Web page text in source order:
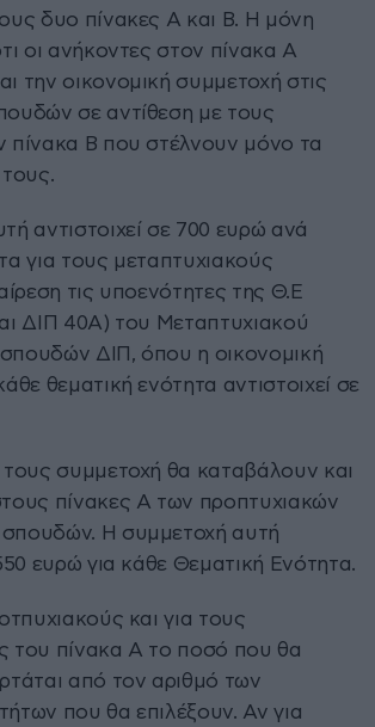
δυο πίνακες Α και Β. Η μόνη
οι ανήκοντες στον πίνακα Α
την οικονομική συμμετοχή στις
σε αντίθεση με τους
πίνακα Β που στέλνουν μόνο τα
τους.
αντιστοιχεί σε 700 ευρώ ανά
για τους μεταπτυχιακούς
τις υποενότητες της Θ.Ε
ΔΙΠ 40Α) του Μεταπτυχιακού
ΔΙΠ, όπου η οικονομική
θεματική ενότητα αντιστοιχεί σε
τους συμμετοχή θα καταβάλουν και
πίνακες Α των προπτυχιακών
Η συμμετοχή αυτή
ευρώ για κάθε Θεματική Ενότητα.
και για τους
του πίνακα Α το ποσό που θα
από τον αριθμό των
που θα επιλέξουν. Αν για